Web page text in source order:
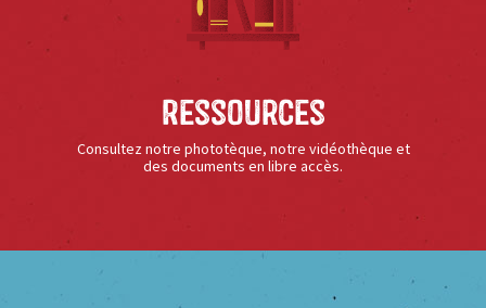
Ressources
Consultez notre phototèque, notre vidéothèque et
des documents en libre accès.